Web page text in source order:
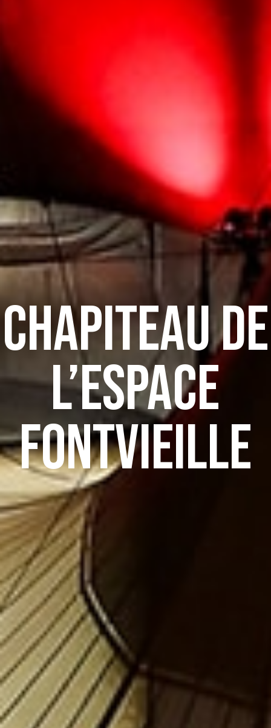
Chapiteau de
l’Espace
Fontvieille